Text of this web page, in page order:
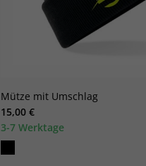
Mütze mit Umschlag
15,00 €
3-7 Werktage